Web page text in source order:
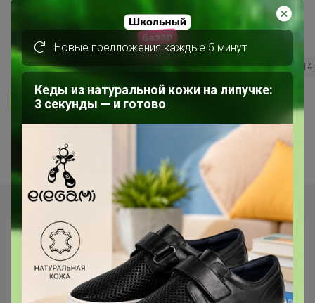
свежеобжареный кофе от топ
обжарщиков России.
73 5.0 15.7K 1.8K 14
Ответить
Показаны записи1-10 из16
Новые предложения каждые 5 минут
Кеды из натуральной кожи на липучке:
3 секунды — и готово